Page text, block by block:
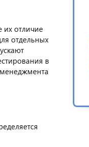
их отличие
отдельных
в